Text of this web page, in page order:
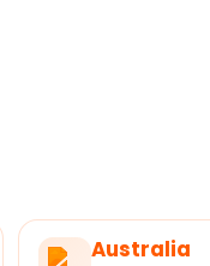
Australia